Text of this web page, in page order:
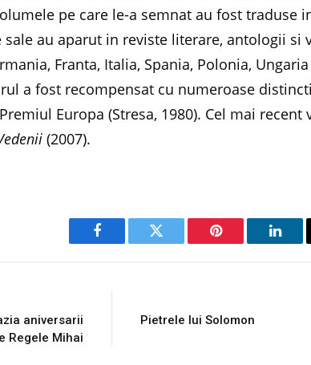
pe care le-a semnat au fost traduse
au aparut in reviste literare, antologii si
Franta, Italia, Spania, Polonia,
a fost recompensat cu numeroase
Europa (Stresa, 1980). Cel mai recent
(2007).
Facebook Twitter Pinterest
aniversarii
Regele Mihai
Pietrele lui Solomon